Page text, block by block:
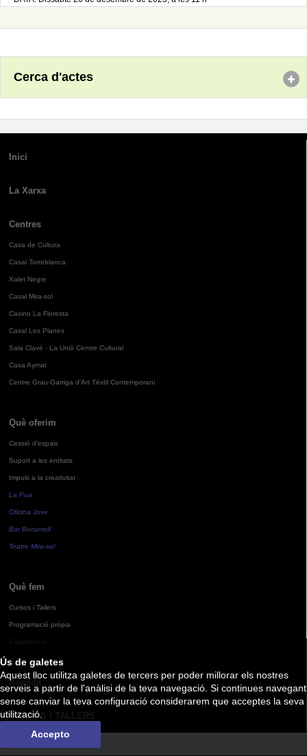
Ús de galetes
Aquest lloc utilitza galetes de tercers per poder millorar els nostres
serveis a partir de l'anàlisi de la teva navegació. Si continues navegant
sense canviar la teva configuració considerarem que acceptes la seva
utilització.
Accepto
Cerca d'actes
Inici
La Xarxa
Centres
Casa de Cultura
Casal Torreblanca
Xalet Negre
Casal Mira-sol
Casino La Floresta
Casal Les Planes
Sala Clavé - La Unió Centre Cultural
Casa Aymat
Centre Grau-Garriga d'Art Tèxtil Contemporani
Què oferim
Cessió d'espais
Suport a les entitats
Impuls a la creativitat
La Pua
Oficina Jove
Bar Bocamoll
Teatre Mira-sol
Què fem
Cursos i Tallers
Programació pròpia
Agenda
CURSOS I TALLERS